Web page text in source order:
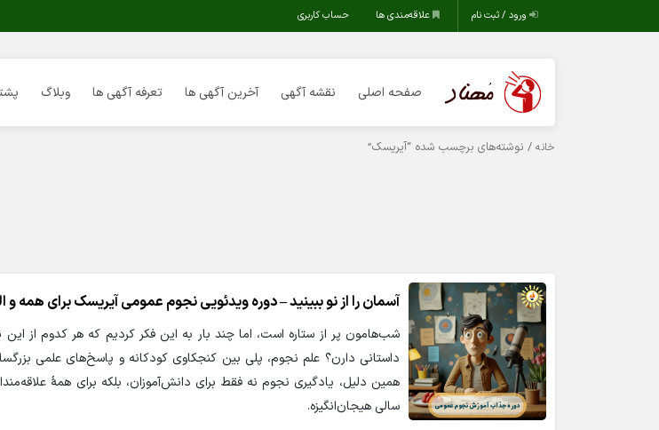
ورود / ثبت نام علاقه‌مندی ها حساب کاربری
صفحه اصلی نقشه آگهی آخرین آگهی ها تعرفه آگهی ها وبلاگ
خانه / نوشته‌های برچسب شده “آیریسک”
آسمان را از نو ببینید – دوره ویدئویی نجوم عمومی آیریسک برای همه و
شب‌هامون پر از ستاره است، اما چند بار به این فکر کردیم که هر کدوم از این
داستانی دارن؟ علم نجوم، پلی بین کنجکاوی کودکانه و پاسخ‌های علمی
همین دلیل، یادگیری نجوم نه فقط برای دانش‌آموزان، بلکه برای همۀ
سالی هیجان‌انگیزه.